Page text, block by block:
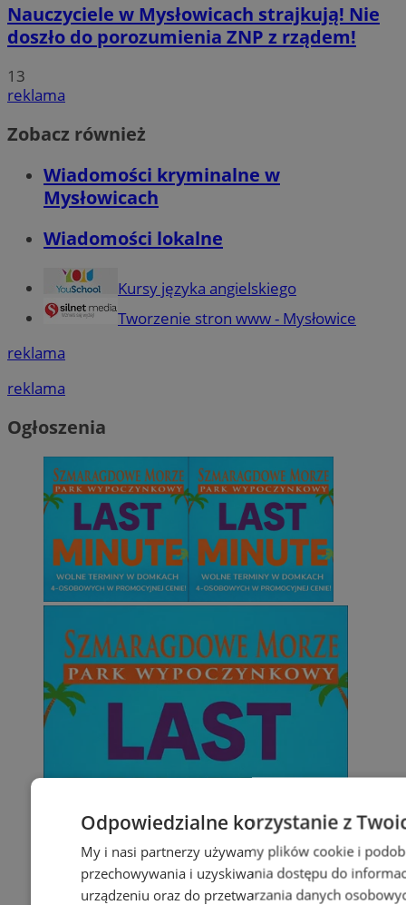
Nauczyciele w Mysłowicach strajkują! Nie
doszło do porozumienia ZNP z rządem!
13
reklama
Zobacz również
Wiadomości kryminalne w
Mysłowicach
Wiadomości lokalne
Kursy języka angielskiego
Tworzenie stron www - Mysłowice
reklama
reklama
Ogłoszenia
Odpowiedzialne korzystanie z
My i nasi partnerzy używamy plików cookie i
przechowywania i uzyskiwania dostępu do
urządzeniu oraz do przetwarzania danych